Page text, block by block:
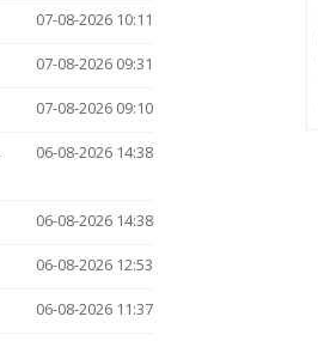
07-08-2026 10:11
07-08-2026 09:31
07-08-2026 09:10
06-08-2026 14:38
06-08-2026 14:38
06-08-2026 12:53
06-08-2026 11:37